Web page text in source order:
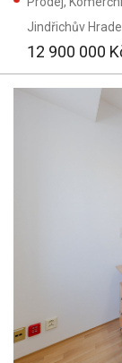
Jindřichův
12 900 000